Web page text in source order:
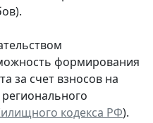
формирования
за счет взносов на
кодекса РФ).